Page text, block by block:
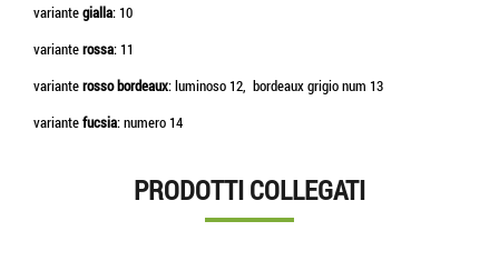
variantegialla: 10
varianterossa: 11
varianterosso bordeaux: luminoso 12, bordeaux grigio num 13
variantefucsia: numero 14
PRODOTTI COLLEGATI